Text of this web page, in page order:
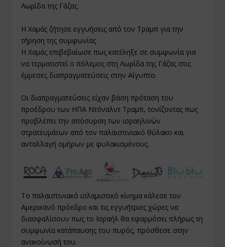
Λωρίδα της Γάζας.
Η Χαμάς ζήτησε εγγυήσεις από τον Τραμπ για την
τήρηση της συμφωνίας
Η Χαμάς επιβεβαίωσε πως κατέληξε σε συμφωνία για
να τερματιστεί ο πόλεμος στη Λωρίδα της Γάζας στις
έμμεσες διαπραγματεύσεις στην Αίγυπτο.
Οι διαπραγματεύσεις είχαν βάση πρόταση του
προέδρου των ΗΠΑ Ντόναλντ Τραμπ, τονίζοντας πως
προβλέπει την απόσυρση των ισραηλινών
στρατευμάτων από τον παλαιστινιακό θύλακο και
ανταλλαγή ομήρων με φυλακισμένους.
Το παλαιστινιακό ισλαμιστικό κίνημα κάλεσε τον
Αμερικανό πρόεδρο και τις εγγυήτριες χώρες να
διασφαλίσουν πως το Ισραήλ θα εφαρμόσει πλήρως τη
συμφωνία κατάπαυσης του πυρός, πρόσθεσε στην
ανακοίνωσή του.